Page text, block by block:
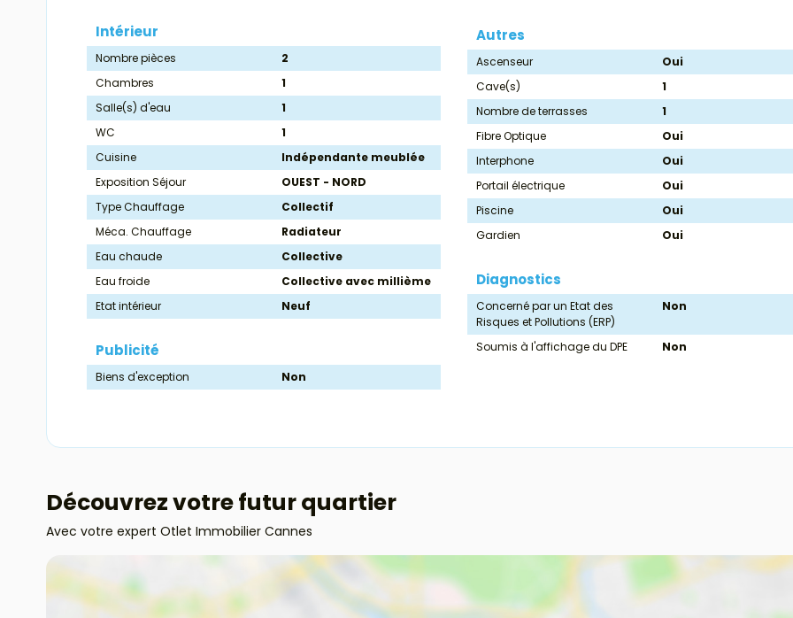
Intérieur
Nombre pièces
2
Chambres
1
Salle(s) d'eau
1
WC
1
Cuisine
Indépendante meublée
Exposition Séjour
OUEST - NORD
Type Chauffage
Collectif
Méca. Chauffage
Radiateur
Eau chaude
Collective
Eau froide
Collective avec millième
Etat intérieur
Neuf
Autres
Ascenseur
Oui
Cave(s)
1
Nombre de terrasses
1
Fibre Optique
Oui
Interphone
Oui
Portail électrique
Oui
Piscine
Oui
Gardien
Oui
Diagnostics
Concerné par un Etat des
Risques et Pollutions (ERP)
Non
Soumis à l'affichage du DPE Non
Publicité
Biens d'exception Non
Découvrez votre futur quartier
Avec votre expert Otlet Immobilier Cannes